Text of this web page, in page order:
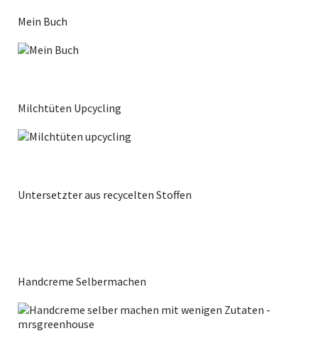
Mein Buch
Milchtüten Upcycling
Untersetzter aus recycelten Stoffen
Handcreme Selbermachen